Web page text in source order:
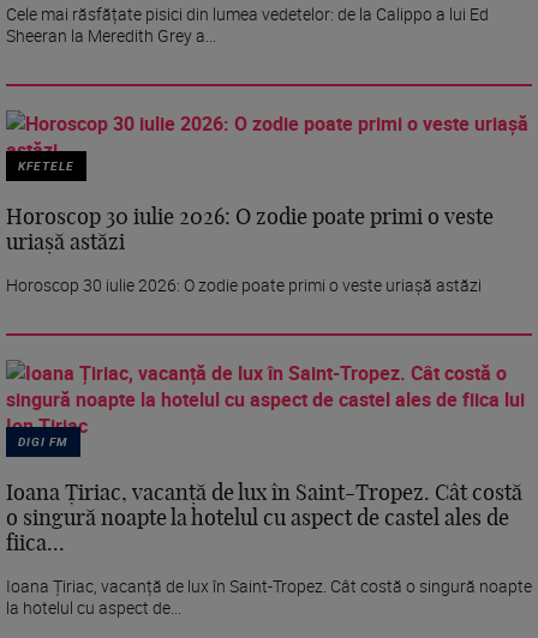
Cele mai răsfățate pisici din lumea vedetelor: de la Calippo a lui Ed
Sheeran la Meredith Grey a...
KFETELE
Horoscop 30 iulie 2026: O zodie poate primi o veste
uriașă astăzi
Horoscop 30 iulie 2026: O zodie poate primi o veste uriașă astăzi
DIGI FM
Ioana Țiriac, vacanță de lux în Saint-Tropez. Cât costă
o singură noapte la hotelul cu aspect de castel ales de
fiica...
Ioana Țiriac, vacanță de lux în Saint-Tropez. Cât costă o singură noapte
la hotelul cu aspect de...